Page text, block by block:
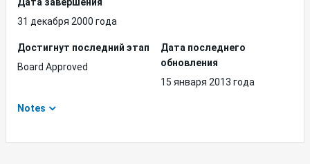
Дата завершения
31 декабря 2000 года
Достигнут последний этап
Board Approved
Дата последнего
обновления
15 января 2013 года
Notes